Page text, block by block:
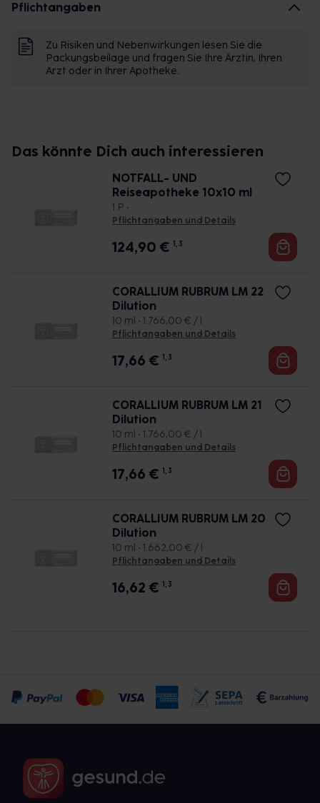
Pflichtangaben
Zu Risiken und Nebenwirkungen lesen Sie die
Packungsbeilage und fragen Sie Ihre Ärztin, Ihren
Arzt oder in Ihrer Apotheke.
Das könnte Dich auch interessieren
NOTFALL- UND
Reiseapotheke 10x10 ml
1 P •
Pflichtangaben und Details
124,90 € 1, 3
CORALLIUM RUBRUM LM 22
Dilution
10 ml • 1.766,00 € / l
Pflichtangaben und Details
17,66 € 1, 3
CORALLIUM RUBRUM LM 21
Dilution
10 ml • 1.766,00 € / l
Pflichtangaben und Details
17,66 € 1, 3
CORALLIUM RUBRUM LM 20
Dilution
10 ml • 1.662,00 € / l
Pflichtangaben und Details
16,62 € 1, 3